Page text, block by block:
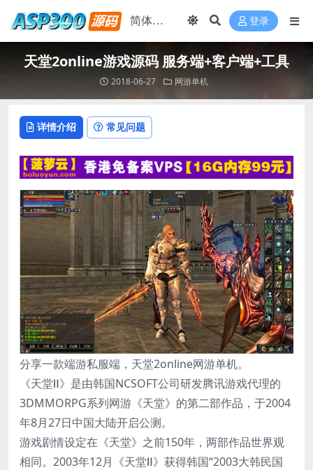
登录
天堂2online游戏源码 服务端+客户端+工具
2018-06-27 网游单机
详情介绍 常见问题
分享一款端游私服端，天堂2online网游单机。
《天堂Ⅱ》是由韩国NCSOFT公司研发腾讯游戏代理的
3DMMORPG系列网游《天堂》的第二部作品，于2004
年8月27日中国大陆开启公测。
游戏剧情设定在《天堂》之前150年，两部作品世界观
相同。2003年12月《天堂Ⅱ》获得韩国“2003大韩民国